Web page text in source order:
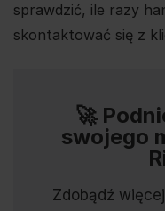
sprawdzić, ile razy
skontaktować się z
🚀
swojego
Zdobądź